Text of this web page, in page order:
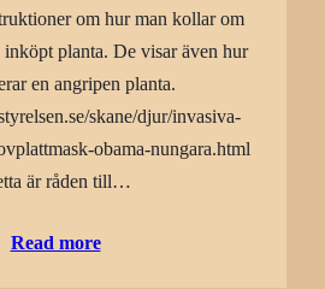
om hur man kollar om
planta. De visar även hur
en angripen planta.
skane/djur/invasiva-
obama-nungara.html
är råden till…
Read more